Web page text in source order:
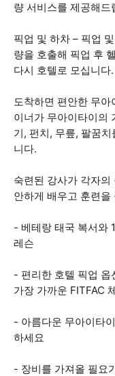
량 서비스를 제공해드
픽업 및 하차 – 픽업
량을 호출해 픽업 후
다시 호텔로 모십니다.
도착하면 편안한 무
이너가 무아이타이의
기, 펀치, 무릎, 팔꿈
니다.
숙련된 강사가 각자
안하게 배우고 훈련을
- 베테랑 태국 복서와
레슨
- 편리한 호텔 픽업 옵
가장 가까운 FITFAC
- 아름다운 무아이타
하세요
- 장비를 가져올 필요